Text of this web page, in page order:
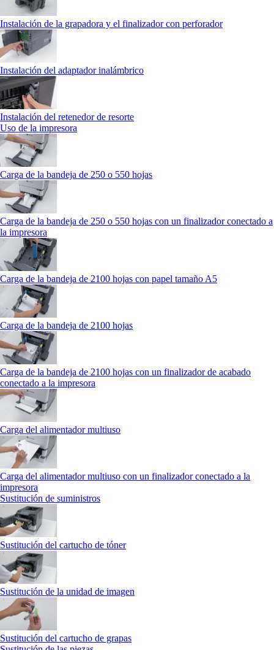
Instalación de la grapadora y el finalizador con perforador
Instalación del adaptador inalámbrico
Instalación del retenedor de resorte
Uso de la impresora
Carga de la bandeja de 250 o 550 hojas
Carga de la bandeja de 250 o 550 hojas con un finalizador conectado a
la impresora
Carga de la bandeja de 2100 hojas con papel tamaño A5
Carga de la bandeja de 2100 hojas
Carga de la bandeja de 2100 hojas con un finalizador de acabado
conectado a la impresora
Carga del alimentador multiuso
Carga del alimentador multiuso con un finalizador conectado a la
impresora
Sustitución de suministros
Sustitución del cartucho de tóner
Sustitución de la unidad de imagen
Sustitución del cartucho de grapas